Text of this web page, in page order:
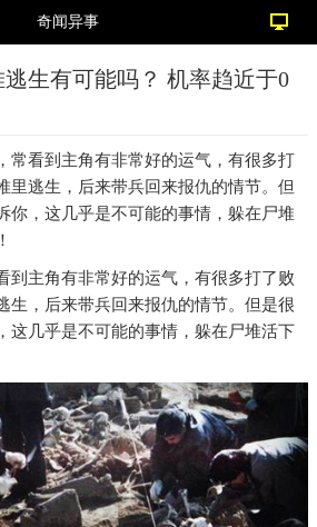
奇闻异事
生有可能吗？ 机率趋近于0
常看到主角有非常好的运气，有很多打
里逃生，后来带兵回来报仇的情节。但
你，这几乎是不可能的事情，躲在尸堆
到主角有非常好的运气，有很多打了败
生，后来带兵回来报仇的情节。但是很
这几乎是不可能的事情，躲在尸堆活下